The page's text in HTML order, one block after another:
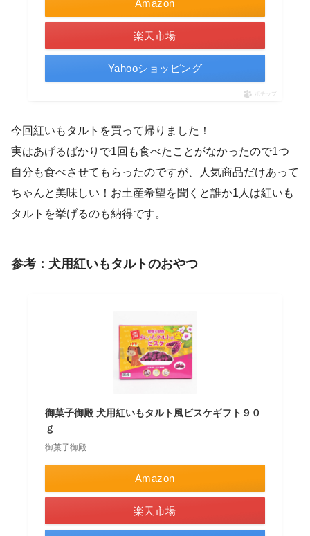
Amazon
楽天市場
Yahooショッピング
ポチップ
今回紅いもタルトを買って帰りました！
実はあげるばかりで1回も食べたことがなかったので1つ
自分も食べさせてもらったのですが、人気商品だけあって
ちゃんと美味しい！お土産希望を聞くと誰か1人は紅いも
タルトを挙げるのも納得です。
参考：犬用紅いもタルトのおやつ
御菓子御殿 犬用紅いもタルト風ビスケギフト９０
ｇ
御菓子御殿
Amazon
楽天市場